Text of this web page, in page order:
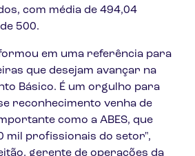
com média de 494,04
500.
em uma referência para
que desejam avançar na
Básico. É um orgulho para
reconhecimento venha de
como a ABES, que
mil profissionais do setor",
gerente de operações da